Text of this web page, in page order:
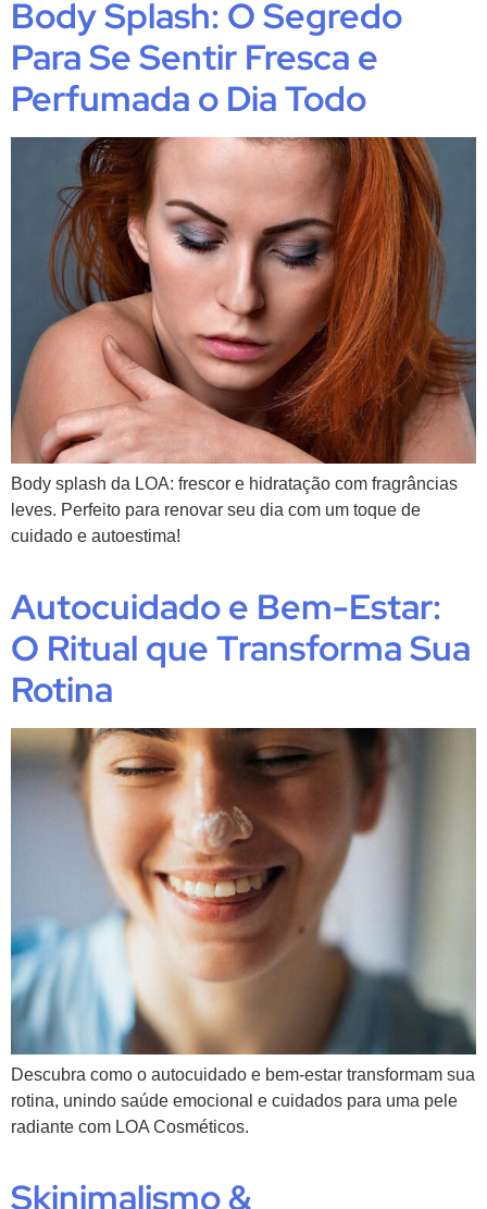
Body Splash: O Segredo
Para Se Sentir Fresca e
Perfumada o Dia Todo
Body splash da LOA: frescor e hidratação com fragrâncias
leves. Perfeito para renovar seu dia com um toque de
cuidado e autoestima!
Autocuidado e Bem-Estar:
O Ritual que Transforma Sua
Rotina
Descubra como o autocuidado e bem-estar transformam sua
rotina, unindo saúde emocional e cuidados para uma pele
radiante com LOA Cosméticos.
Skinimalismo &